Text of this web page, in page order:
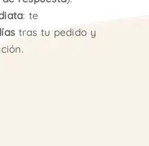
: te
tras tu pedido y